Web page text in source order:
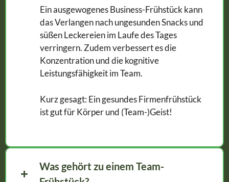
Ein ausgewogenes Business-Frühstück kann
das Verlangen nach ungesunden Snacks und
süßen Leckereien im Laufe des Tages
verringern. Zudem verbessert es die
Konzentration und die kognitive
Leistungsfähigkeit im Team.
Kurz gesagt: Ein gesundes Firmenfrühstück
ist gut für Körper und (Team-)Geist!
Was gehört zu einem Team-